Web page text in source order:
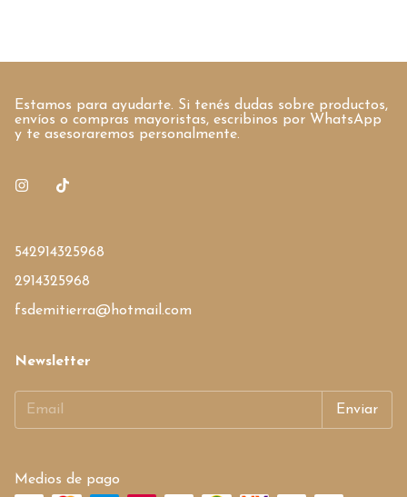
Estamos para ayudarte. Si tenés dudas sobre productos,
envíos o compras mayoristas, escribinos por WhatsApp
y te asesoraremos personalmente.
542914325968
2914325968
fsdemitierra@hotmail.com
Newsletter
Medios de pago